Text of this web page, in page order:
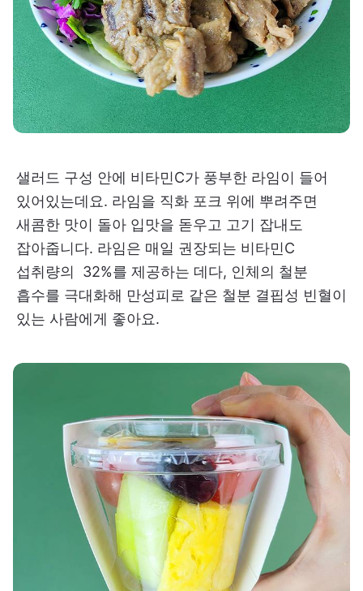
샐러드 구성 안에 비타민C가 풍부한 라임이 들어
있어있는데요. 라임을 직화 포크 위에 뿌려주면
새콤한 맛이 돌아 입맛을 돋우고 고기 잡내도
잡아줍니다. 라임은 매일 권장되는 비타민C
섭취량의 32%를 제공하는 데다, 인체의 철분
흡수를 극대화해 만성피로 같은 철분 결핍성 빈혈이
있는 사람에게 좋아요.